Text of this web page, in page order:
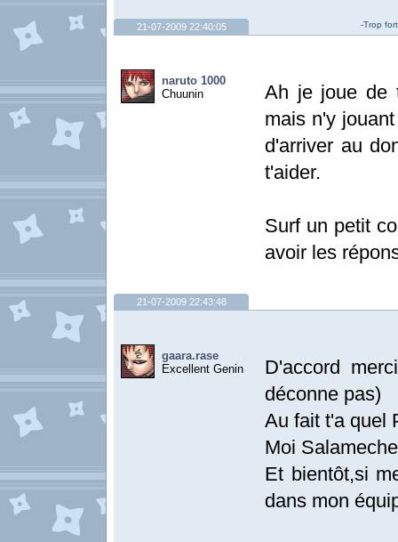
-Trop
21-07-2009 22:40:05
naruto 1000
Chuunin
Ah je joue de
mais n'y
d'arriver au
t'aider.
Surf un petit
avoir les
21-07-2009 22:43:48
gaara.rase
Excellent Genin
D'accord
déconne pas)
Au fait t'a quel
Moi
Et bientôt,si
dans mon